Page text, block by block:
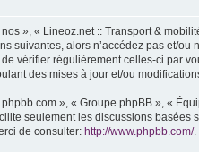
», « Lineoz.net :: Transport &
suivantes, alors n’accédez pas et/
vérifier régulièrement celles-ci par
des mises à jour et/ou
», « Groupe phpBB », «
seulement les discussions
de consulter: http://www.phpbb.com/.